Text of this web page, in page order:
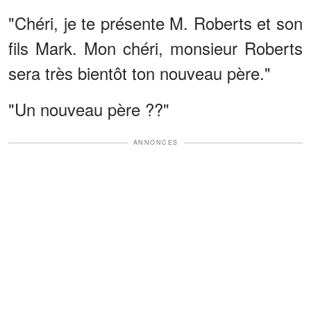
"Chéri, je te présente M. Roberts et son
fils Mark. Mon chéri, monsieur Roberts
sera très bientôt ton nouveau père."
"Un nouveau père ??"
ANNONCES